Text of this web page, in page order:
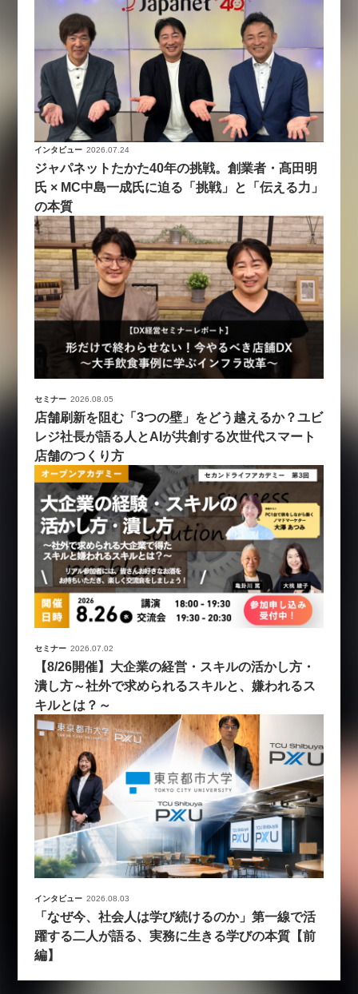
インタビュー 2026.07.24
ジャパネットたかた40年の挑戦。創業者・髙田明
氏 × MC中島一成氏に迫る「挑戦」と「伝える力」
の本質
セミナー 2026.08.05
店舗刷新を阻む「3つの壁」をどう越えるか？ユビ
レジ社長が語る人とAIが共創する次世代スマート
店舗のつくり方
セミナー 2026.07.02
【8/26開催】大企業の経営・スキルの活かし方・
潰し方～社外で求められるスキルと、嫌われるス
キルとは？～
インタビュー 2026.08.03
「なぜ今、社会人は学び続けるのか」第一線で活
躍する二人が語る、実務に生きる学びの本質【前
編】